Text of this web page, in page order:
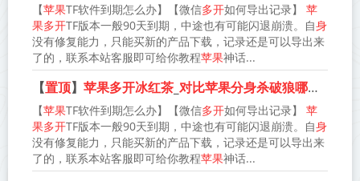
【苹果TF软件到期怎么办】【微信多开如何导出记录】 苹
果多开TF版本一般90天到期，中途也有可能闪退崩溃。自身
没有修复能力，只能买新的产品下载，记录还是可以导出来
了的，联系本站客服即可给你教程苹果神话...
【置顶】 苹果多开冰红茶 对比苹果分身杀破狼哪款更防封
【苹果TF软件到期怎么办】【微信多开如何导出记录】 苹
果多开TF版本一般90天到期，中途也有可能闪退崩溃。自身
没有修复能力，只能买新的产品下载，记录还是可以导出来
了的，联系本站客服即可给你教程苹果神话...